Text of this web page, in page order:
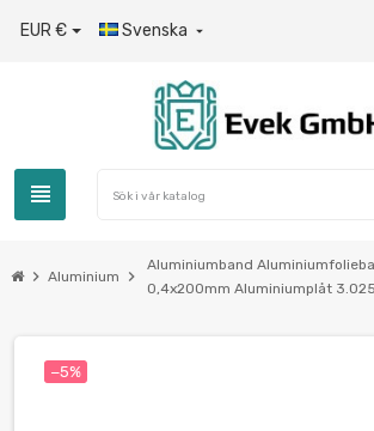
EUR € Svenska 
view_headline
chevron_right Aluminium chevron_right
Aluminiumband
0,4x200mm Aluminiumplåt
−5%